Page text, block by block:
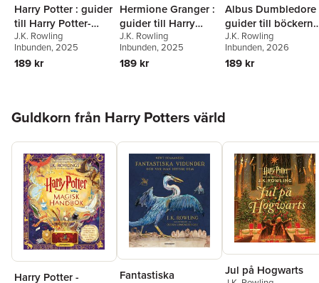
Harry Potter : guider
till Harry Potter-
böckerna av J.K.
Rowling
J.K. Rowling
Inbunden, 2025
189 kr
Hermione Granger :
guider till Harry
Potter-böckerna av
J.K. Rowling
J.K. Rowling
Inbunden, 2025
189 kr
Albus Dumbledore
guider till böckerna
av J.K. Rowling
J.K. Rowling
Inbunden, 2026
189 kr
Guldkorn från Harry Potters värld
Harry Potter -
Fantastiska
Jul på Hogwarts